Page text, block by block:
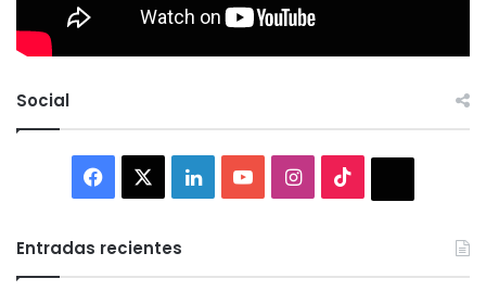
Social
Facebook LinkedInYouTubeInstagram
Entradas recientes